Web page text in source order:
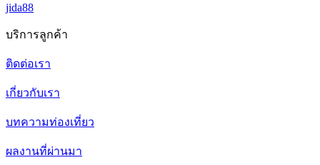
jida88
บริการลูกค้า
ติดต่อเรา
เกี่ยวกับเรา
บทความท่องเที่ยว
ผลงานที่ผ่านมา